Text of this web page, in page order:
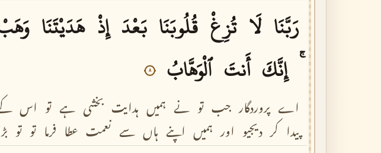
رَبَّنَا لَا تُزِغْ قُلُوبَنَا بَعْدَ إِذْ هَدَيْتَنَا
إِنَّكَ أَنتَ ٱلْوَهَّابُ ٨
اے پروردگار جب تو نے ہمیں ہدایت بخشی ہے تو اس
پیدا کر دیجیو اور ہمیں اپنے ہاں سے نعمت عطا فرما تو تو